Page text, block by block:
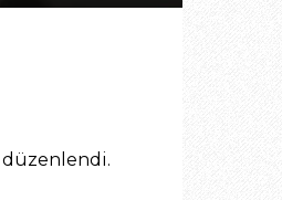
düzenlendi.